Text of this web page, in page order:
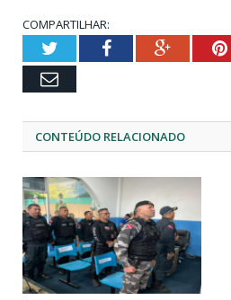
COMPARTILHAR:
TwitterFacebookGoogle+
Email
CONTEÚDO RELACIONADO